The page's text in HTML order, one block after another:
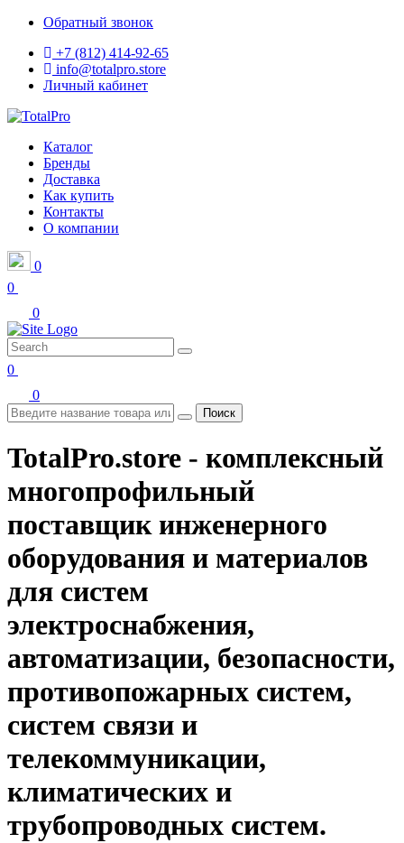
Обратный звонок
+7 (812) 414-92-65
info@totalpro.store
Личный кабинет
Каталог
Бренды
Доставка
Как купить
Контакты
О компании
0
0
0
0
0
Поиск
TotalPro.store - комплексный
многопрофильный
поставщик инженерного
оборудования и материалов
для систем
электроснабжения,
автоматизации, безопасности,
противопожарных систем,
систем связи и
телекоммуникации,
климатических и
трубопроводных систем.